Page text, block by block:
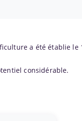
a été établie le
considérable.